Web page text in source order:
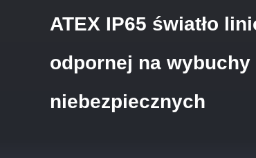
ATEX IP65 światło
odpornej na
niebezpiecznych